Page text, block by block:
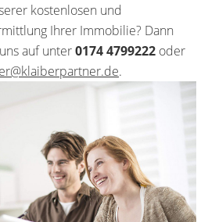
kostenlosen und
Ihrer Immobilie? Dann
auf unter0174 4799222 oder
.